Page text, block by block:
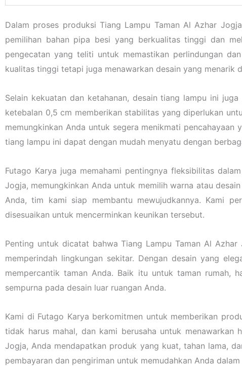
Dalam proses produksi Tiang Lampu Taman Al Azhar
pemilihan bahan pipa besi yang berkualitas tinggi dan
pengecatan yang teliti untuk memastikan perlindungan
kualitas tinggi tetapi juga menawarkan desain yang menarik
Selain kekuatan dan ketahanan, desain tiang lampu ini
ketebalan 0,5 cm memberikan stabilitas yang diperlukan
memungkinkan Anda untuk segera menikmati
tiang lampu ini dapat dengan mudah menyatu dengan
Futago Karya juga memahami pentingnya fleksibilitas
Jogja, memungkinkan Anda untuk memilih warna atau
Anda, tim kami siap membantu mewujudkannya. Kami
disesuaikan untuk mencerminkan keunikan tersebut.
Penting untuk dicatat bahwa Tiang Lampu Taman Al
memperindah lingkungan sekitar. Dengan desain yang
mempercantik taman Anda. Baik itu untuk taman rumah,
sempurna pada desain luar ruangan Anda.
Kami di Futago Karya berkomitmen untuk memberikan
tidak harus mahal, dan kami berusaha untuk menawarkan
Jogja, Anda mendapatkan produk yang kuat, tahan lama,
pembayaran dan pengiriman untuk memudahkan Anda